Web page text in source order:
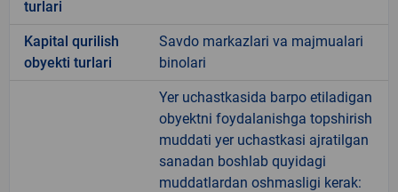
turlari
Kapital qurilish
obyekti turlari
Savdo markazlari va majmualari
binolari
Yer uchastkasida barpo etiladigan
obyektni foydalanishga topshirish
muddati yer uchastkasi ajratilgan
sanadan boshlab quyidagi
muddatlardan oshmasligi kerak: